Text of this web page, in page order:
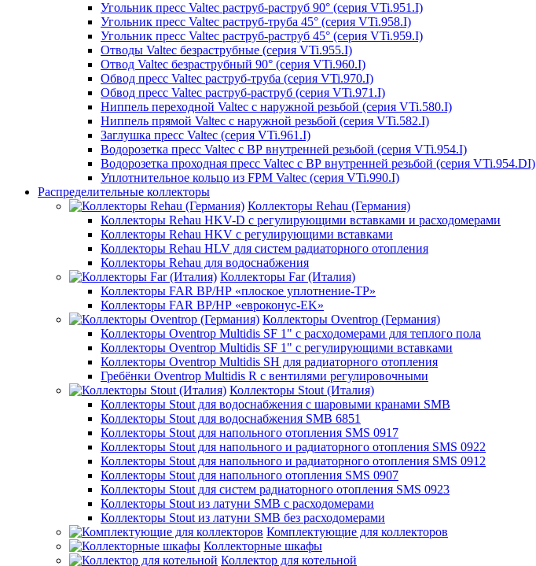
Угольник пресс Valtec раструб-раструб 90° (серия VTi.951.I)
Угольник пресс Valtec раструб-труба 45° (серия VTi.958.I)
Угольник пресс Valtec раструб-раструб 45° (серия VTi.959.I)
Отводы Valtec безраструбные (серия VTi.955.I)
Отвод Valtec безраструбный 90° (серия VTi.960.I)
Обвод пресс Valtec раструб-труба (серия VTi.970.I)
Обвод пресс Valtec раструб-раструб (серия VTi.971.I)
Ниппель переходной Valtec с наружной резьбой (серия VTi.580.I)
Ниппель прямой Valtec с наружной резьбой (серия VTi.582.I)
Заглушка пресс Valtec (серия VTi.961.I)
Водорозетка пресс Valtec с ВР внутренней резьбой (серия VTi.954.I)
Водорозетка проходная пресс Valtec с ВР внутренней резьбой (серия VTi.954.DI)
Уплотнительное кольцо из FPM Valtec (серия VTi.990.I)
Распределительные коллекторы
Коллекторы Rehau (Германия)
Коллекторы Rehau HKV-D с регулирующими вставками и расходомерами
Коллекторы Rehau HKV с регулирующими вставками
Коллекторы Rehau HLV для систем радиаторного отопления
Коллекторы Rehau для водоснабжения
Коллекторы Far (Италия)
Коллекторы FAR ВР/НР «плоское уплотнение-TP»
Коллекторы FAR ВР/НР «евроконус-EK»
Коллекторы Oventrop (Германия)
Коллекторы Oventrop Multidis SF 1" с расходомерами для теплого пола
Коллекторы Oventrop Multidis SF 1" с регулирующими вставками
Коллекторы Oventrop Multidis SH для радиаторного отопления
Гребёнки Oventrop Multidis R с вентилями регулировочными
Коллекторы Stout (Италия)
Коллекторы Stout для водоснабжения с шаровыми кранами SMB
Коллекторы Stout для водоснабжения SMB 6851
Коллекторы Stout для напольного отопления SMS 0917
Коллекторы Stout для напольного и радиаторного отопления SMS 0922
Коллекторы Stout для напольного и радиаторного отопления SMS 0912
Коллекторы Stout для напольного отопления SMS 0907
Коллекторы Stout для систем радиаторного отопления SMS 0923
Коллекторы Stout из латуни SMB с расходомерами
Коллекторы Stout из латуни SMB без расходомерами
Комплектующие для коллекторов
Коллекторные шкафы
Коллектор для котельной